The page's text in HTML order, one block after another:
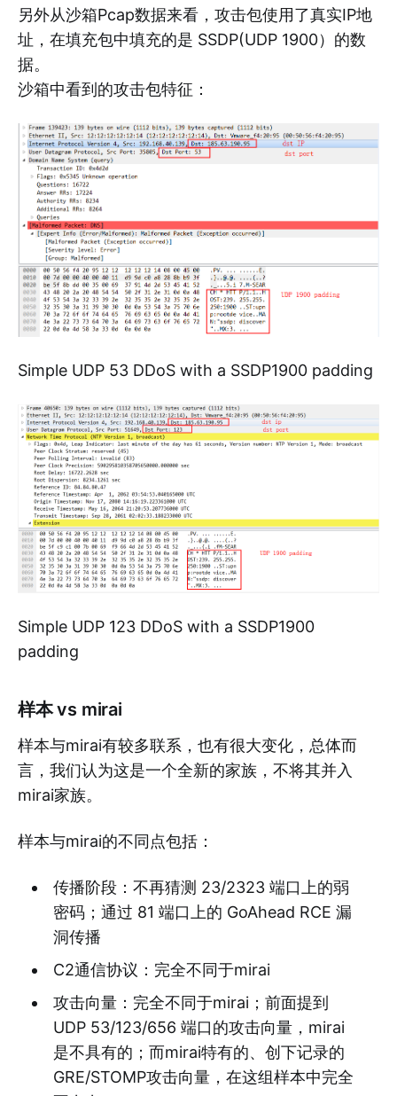
另外从沙箱Pcap数据来看，攻击包使用了真实IP地
址，在填充包中填充的是 SSDP(UDP 1900）的数
据。
沙箱中看到的攻击包特征：
Simple UDP 53 DDoS with a SSDP1900 padding
Simple UDP 123 DDoS with a SSDP1900
padding
样本 vs mirai
样本与mirai有较多联系，也有很大变化，总体而
言，我们认为这是一个全新的家族，不将其并入
mirai家族。
样本与mirai的不同点包括：
传播阶段：不再猜测 23/2323 端口上的弱
密码；通过 81 端口上的 GoAhead RCE 漏
洞传播
C2通信协议：完全不同于mirai
攻击向量：完全不同于mirai；前面提到
UDP 53/123/656 端口的攻击向量，mirai
是不具有的；而mirai特有的、创下记录的
GRE/STOMP攻击向量，在这组样本中完全